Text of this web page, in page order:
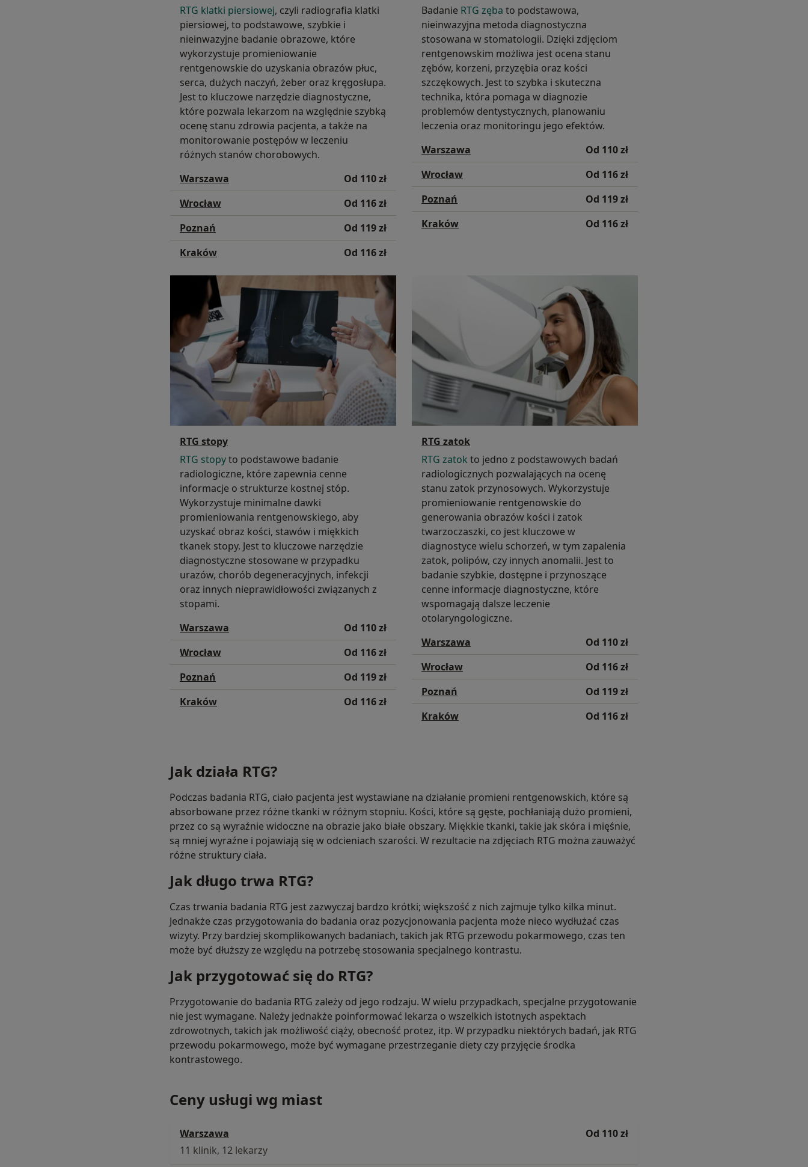
RTG klatki piersiowej, czyli radiografia klatki
piersiowej, to podstawowe, szybkie i
nieinwazyjne badanie obrazowe, które
wykorzystuje promieniowanie
rentgenowskie do uzyskania obrazów płuc,
serca, dużych naczyń, żeber oraz kręgosłupa.
Jest to kluczowe narzędzie diagnostyczne,
które pozwala lekarzom na względnie szybką
ocenę stanu zdrowia pacjenta, a także na
monitorowanie postępów w leczeniu
różnych stanów chorobowych.
Warszawa
Od 110 zł
Wrocław
Od 116 zł
Poznań
Od 119 zł
Kraków
Od 116 zł
Badanie RTG zęba to podstawowa,
nieinwazyjna metoda diagnostyczna
stosowana w stomatologii. Dzięki zdjęciom
rentgenowskim możliwa jest ocena stanu
zębów, korzeni, przyzębia oraz kości
szczękowych. Jest to szybka i skuteczna
technika, która pomaga w diagnozie
problemów dentystycznych, planowaniu
leczenia oraz monitoringu jego efektów.
Warszawa
Od 110 zł
Wrocław
Od 116 zł
Poznań
Od 119 zł
Kraków
Od 116 zł
RTG stopy
RTG stopyto podstawowe badanie
radiologiczne, które zapewnia cenne
informacje o strukturze kostnej stóp.
Wykorzystuje minimalne dawki
promieniowania rentgenowskiego, aby
uzyskać obraz kości, stawów i miękkich
tkanek stopy. Jest to kluczowe narzędzie
diagnostyczne stosowane w przypadku
urazów, chorób degeneracyjnych, infekcji
oraz innych nieprawidłowości związanych z
stopami.
Warszawa
Od 110 zł
Wrocław
Od 116 zł
Poznań
Od 119 zł
Kraków
Od 116 zł
RTG zatok
RTG zatok to jedno z podstawowych badań
radiologicznych pozwalających na ocenę
stanu zatok przynosowych. Wykorzystuje
promieniowanie rentgenowskie do
generowania obrazów kości i zatok
twarzoczaszki, co jest kluczowe w
diagnostyce wielu schorzeń, w tym zapalenia
zatok, polipów, czy innych anomalii. Jest to
badanie szybkie, dostępne i przynoszące
cenne informacje diagnostyczne, które
wspomagają dalsze leczenie
otolaryngologiczne.
Warszawa
Od 110 zł
Wrocław
Od 116 zł
Poznań
Od 119 zł
Kraków
Od 116 zł
Jak działa RTG?
Podczas badania RTG, ciało pacjenta jest wystawiane na działanie promieni rentgenowskich, które są
absorbowane przez różne tkanki w różnym stopniu. Kości, które są gęste, pochłaniają dużo promieni,
przez co są wyraźnie widoczne na obrazie jako białe obszary. Miękkie tkanki, takie jak skóra i mięśnie,
są mniej wyraźne i pojawiają się w odcieniach szarości. W rezultacie na zdjęciach RTG można zauważyć
różne struktury ciała.
Jak długo trwa RTG?
Czas trwania badania RTG jest zazwyczaj bardzo krótki; większość z nich zajmuje tylko kilka minut.
Jednakże czas przygotowania do badania oraz pozycjonowania pacjenta może nieco wydłużać czas
wizyty. Przy bardziej skomplikowanych badaniach, takich jak RTG przewodu pokarmowego, czas ten
może być dłuższy ze względu na potrzebę stosowania specjalnego kontrastu.
Jak przygotować się do RTG?
Przygotowanie do badania RTG zależy od jego rodzaju. W wielu przypadkach, specjalne przygotowanie
nie jest wymagane. Należy jednakże poinformować lekarza o wszelkich istotnych aspektach
zdrowotnych, takich jak możliwość ciąży, obecność protez, itp. W przypadku niektórych badań, jak RTG
przewodu pokarmowego, może być wymagane przestrzeganie diety czy przyjęcie środka
kontrastowego.
Ceny usługi wg miast
Warszawa
Od 110 zł
11 klinik, 12 lekarzy